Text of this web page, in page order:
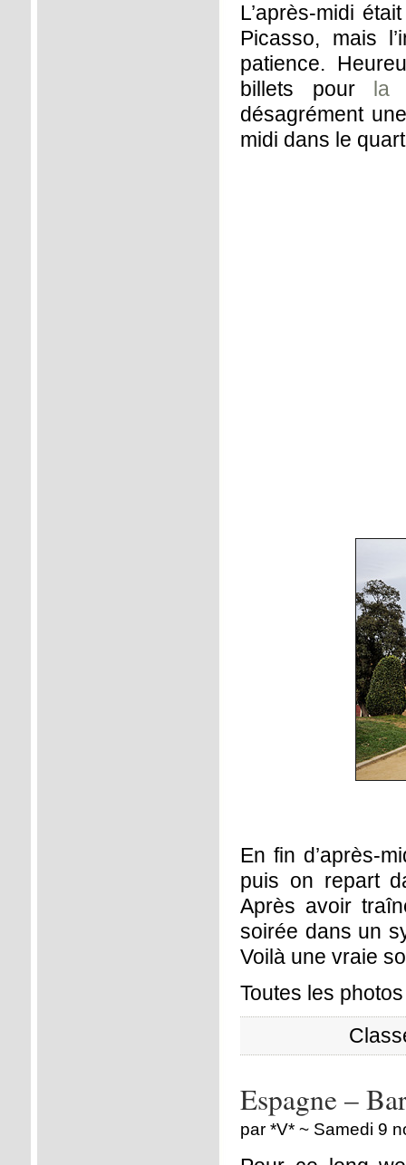
L’après-midi
Picasso, mais
patience.
billets pour la
désagrément
midi dans le
En fin d’après-
puis on repart
Après avoir
soirée dans un
Voilà une vraie
Toutes les
Espagne –
par *V* ~ Samedi 9